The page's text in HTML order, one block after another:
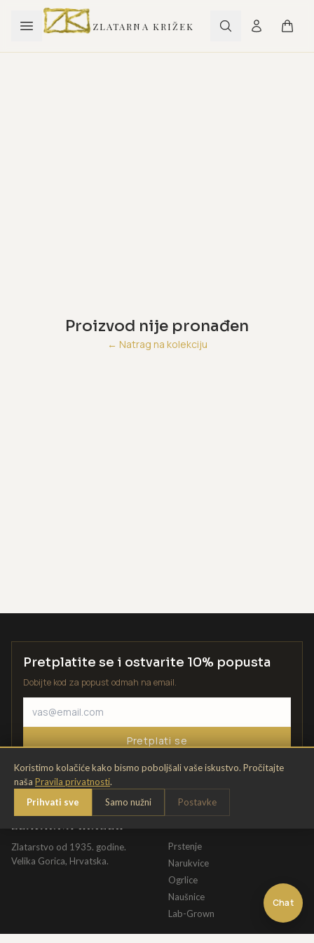
ZLATARNA KRIŽEK
Proizvod nije pronađen
← Natrag na kolekciju
Chat
Koristimo kolačiće kako bismo poboljšali vaše iskustvo. Pročitajte
naša Pravila privatnosti.
Prihvati sve
Samo nužni Postavke
Pretplatite se i ostvarite 10% popusta
Dobijte kod za popust odmah na email.
Pretplati se
Zlatarstvo od 1935. godine.
Velika Gorica, Hrvatska.
Prstenje
Narukvice
Ogrlice
Naušnice
Lab-Grown